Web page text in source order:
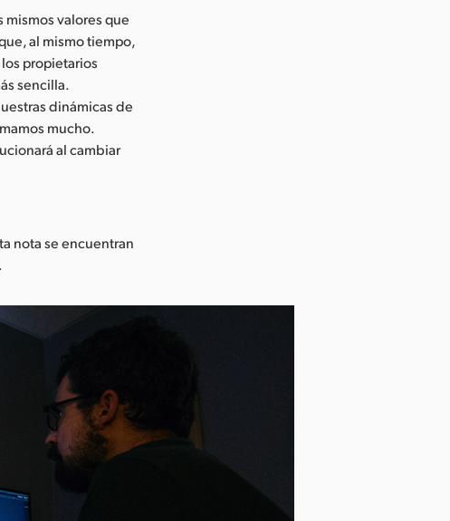
valores que
al mismo tiempo,
propietarios
sencilla.
dinámicas de
mucho.
al cambiar
nota se encuentran